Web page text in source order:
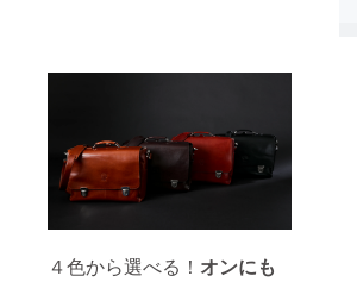
４色から選べる！ オンにも